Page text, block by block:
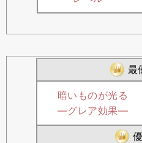
最
暗いものが光る
―グレア効果―